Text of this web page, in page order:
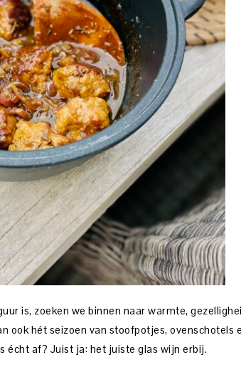
is, zoeken we binnen naar warmte,
ook hét seizoen van stoofpotjes, ovenschotels
écht af? Juist ja: het juiste glas wijn erbij.